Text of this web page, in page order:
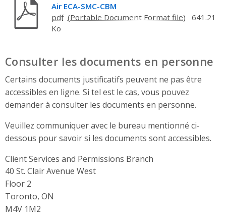
Air ECA-SMC-CBM
pdf
641.21
Ko
Consulter les documents en personne
Certains documents justificatifs peuvent ne pas être
accessibles en ligne. Si tel est le cas, vous pouvez
demander à consulter les documents en personne.
Veuillez communiquer avec le bureau mentionné ci-
dessous pour savoir si les documents sont accessibles.
Client Services and Permissions Branch
Address
40 St. Clair Avenue West
Floor 2
Toronto, ON
M4V 1M2